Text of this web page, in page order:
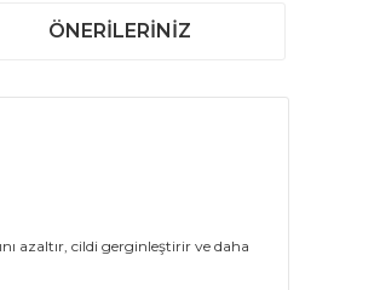
ÖNERILERINIZ
azaltır, cildi gerginleştirir ve daha